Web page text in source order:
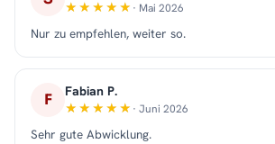
· Mai 2026
Nur zu empfehlen, weiter so.
F Fabian P.
· Juni 2026
Sehr gute Abwicklung.